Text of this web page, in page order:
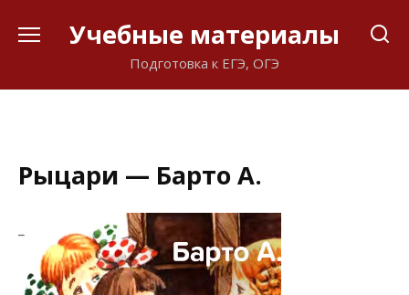
Учебные материалы
Подготовка к ЕГЭ, ОГЭ
Рыцари — Барто А.